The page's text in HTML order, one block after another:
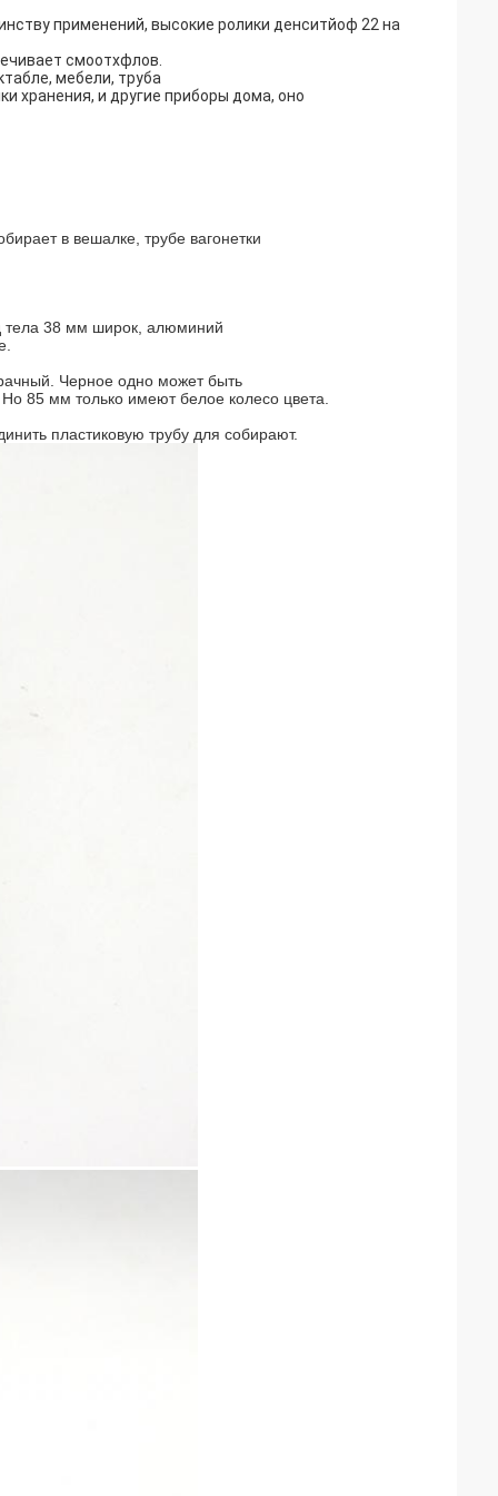
применений, высокие ролики денситйоф 22 на
смоотхфлов.
мебели, труба
хранения, и другие приборы дома, оно
в вешалке, трубе вагонетки
тела 38 мм широк, алюминий
Черное одно может быть
Но 85 мм только имеют белое колесо цвета.
пластиковую трубу для собирают.